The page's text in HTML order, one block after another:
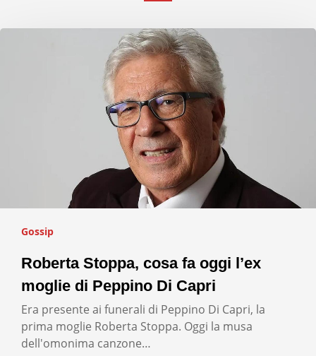
Gossip
Roberta Stoppa, cosa fa oggi l’ex
moglie di Peppino Di Capri
Era presente ai funerali di Peppino Di Capri, la
prima moglie Roberta Stoppa. Oggi la musa
dell'omonima canzone…